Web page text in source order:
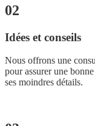
02
Idées et conseils
Nous offrons une
pour assurer une
ses moindres détails.